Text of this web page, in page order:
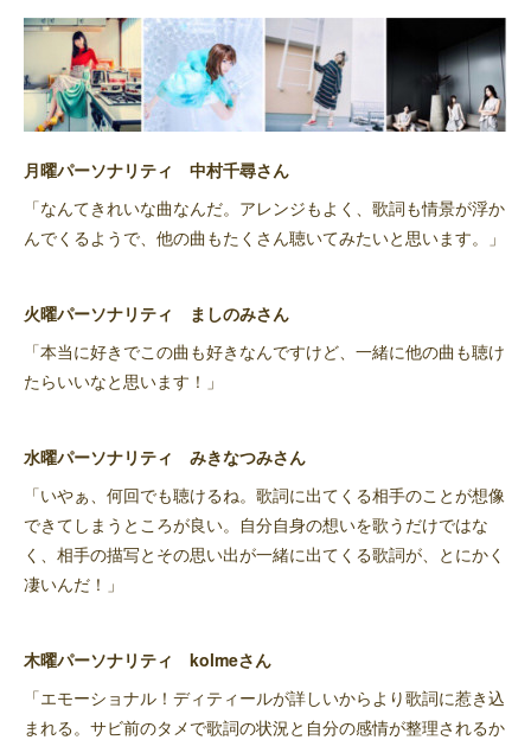
月曜パーソナリティ 中村千尋さん
「なんてきれいな曲なんだ。アレンジもよく、歌詞も情景が浮か
んでくるようで、他の曲もたくさん聴いてみたいと思います。」
火曜パーソナリティ ましのみさん
「本当に好きでこの曲も好きなんですけど、一緒に他の曲も聴け
たらいいなと思います！」
水曜パーソナリティ みきなつみさん
「いやぁ、何回でも聴けるね。歌詞に出てくる相手のことが想像
できてしまうところが良い。自分自身の想いを歌うだけではな
く、相手の描写とその思い出が一緒に出てくる歌詞が、とにかく
凄いんだ！」
木曜パーソナリティ kolmeさん
「エモーショナル！ディティールが詳しいからより歌詞に惹き込
まれる。サビ前のタメで歌詞の状況と自分の感情が整理されるか